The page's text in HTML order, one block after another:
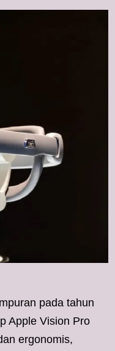
pada tahun
Apple Vision Pro
ergonomis,